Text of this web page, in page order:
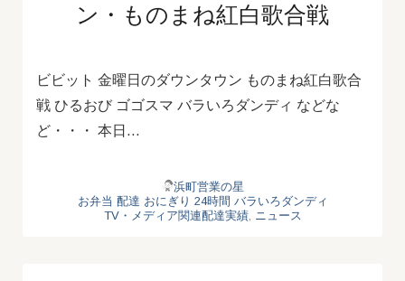
ン・ものまね紅白歌合戦
ビビット 金曜日のダウンタウン ものまね紅白歌合
戦 ひるおび ゴゴスマ バラいろダンディ などな
ど・・・ 本日…
浜町営業の星
お弁当 配達 おにぎり 24時間 バラいろダンディ
TV・メディア関連配達実績, ニュース